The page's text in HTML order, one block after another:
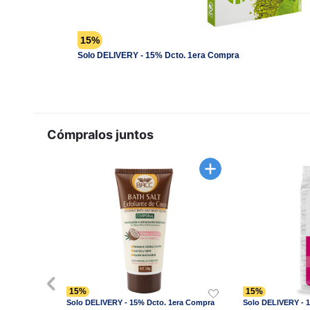
15%
Solo DELIVERY - 15% Dcto. 1era Compra
Cómpralos juntos
15%
Solo DELIVERY - 15% Dcto. 1era Compra
15%
Solo DELIVERY -